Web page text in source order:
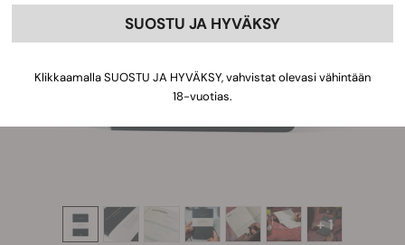
+ 1
SUOSTU JA HYVÄKSY
Klikkaamalla SUOSTU JA HYVÄKSY, vahvistat olevasi vähintään
18-vuotias.